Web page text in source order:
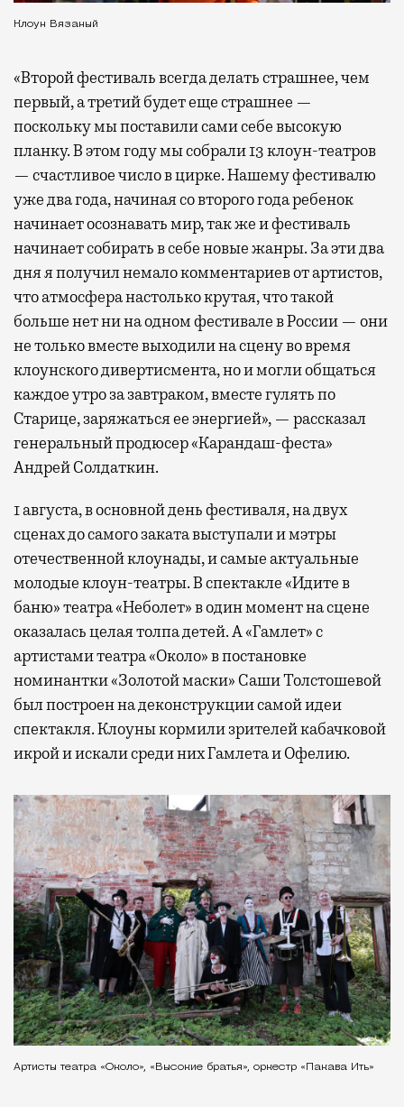
Клоун Вязаный
«Второй фестиваль всегда делать страшнее, чем
первый, а третий будет еще страшнее —
поскольку мы поставили сами себе высокую
планку. В этом году мы собрали 13 клоун-театров
— счастливое число в цирке. Нашему фестивалю
уже два года, начиная со второго года ребенок
начинает осознавать мир, так же и фестиваль
начинает собирать в себе новые жанры. За эти два
дня я получил немало комментариев от артистов,
что атмосфера настолько крутая, что такой
больше нет ни на одном фестивале в России — они
не только вместе выходили на сцену во время
клоунского дивертисмента, но и могли общаться
каждое утро за завтраком, вместе гулять по
Старице, заряжаться ее энергией», — рассказал
генеральный продюсер «Карандаш-феста»
Андрей Солдаткин.
1 августа, в основной день фестиваля, на двух
сценах до самого заката выступали и мэтры
отечественной клоунады, и самые актуальные
молодые клоун-театры. В спектакле «Идите в
баню» театра «Неболет» в один момент на сцене
оказалась целая толпа детей. А «Гамлет» с
артистами театра «Около» в постановке
номинантки «Золотой маски» Саши Толстошевой
был построен на деконструкции самой идеи
спектакля. Клоуны кормили зрителей кабачковой
икрой и искали среди них Гамлета и Офелию.
Артисты театра «Около», «Высокие братья», оркестр «Пакава Ить»